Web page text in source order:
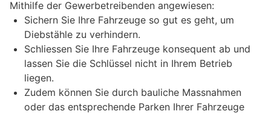
Mithilfe der Gewerbetreibenden angewiesen:
Sichern Sie Ihre Fahrzeuge so gut es geht, um
Diebstähle zu verhindern.
Schliessen Sie Ihre Fahrzeuge konsequent ab und
lassen Sie die Schlüssel nicht in Ihrem Betrieb
liegen.
Zudem können Sie durch bauliche Massnahmen
oder das entsprechende Parken Ihrer Fahrzeuge